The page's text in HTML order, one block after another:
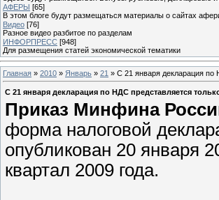
АФЕРЫ [65]
В этом блоге будут размещаться материалы о сайтах
Видео [76]
Разное видео разбитое по разделам
ИНФОРПРЕСС [948]
Для размещения статей экономической тематики
Главная » 2010 » Январь » 21 » C 21 января декларация
C 21 января декларация по НДС представляется
Приказ Минфина
форма налоговой
опубликован 20 января
квартал 2009 года.